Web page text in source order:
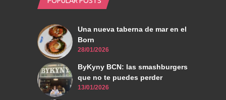
Una nueva taberna de mar en el
Born
28/01/2026
ByKyny BCN: las smashburgers
que no te puedes perder
13/01/2026